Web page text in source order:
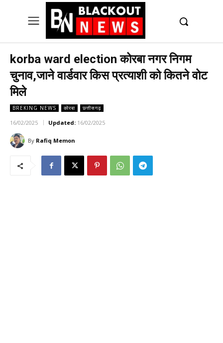
korba ward election कोरबा नगर निगम
चुनाव,जाने वार्डवार किस प्रत्याशी को कितने वोट
मिले
BREKING NEWS कोरबा छत्तीसगढ़
16/02/2025 Updated: 16/02/2025
By Rafiq Memon